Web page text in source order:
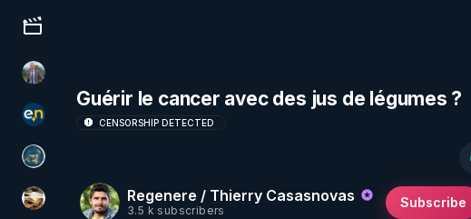
Culture, media & entertainment
Nicolas BOUVIER
essentiel.news
Réinformation sur le monde
patatrak
Guérir le cancer avec des jus de légumes ?
CENSORSHIP DETECTED
Regenere / Thierry Casasnovas
3.5 k subscribers
Subscribe